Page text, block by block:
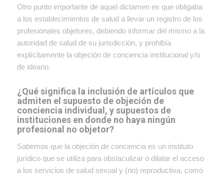
Otro punto importante de aquel dictamen es que obligaba
a los establecimientos de salud a llevar un registro de los
profesionales objetores, debiendo informar del mismo a la
autoridad de salud de su jurisdicción, y prohibía
explícitamente la objeción de conciencia institucional y/o
de ideario.
¿Qué significa la inclusión de artículos que
admiten el supuesto de objeción de
conciencia individual, y supuestos de
instituciones en donde no haya ningún
profesional no objetor?
Sabemos que la objeción de conciencia es un instituto
jurídico que se utiliza para obstaculizar o dilatar el acceso
a los servicios de salud sexual y (no) reproductiva, como